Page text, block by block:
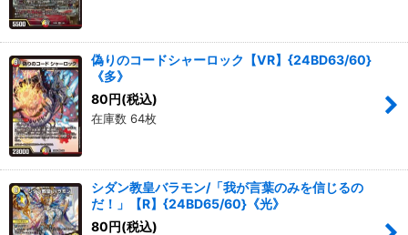
偽りのコードシャーロック【VR】{24BD63/60}
《多》
80円(税込)
在庫数 64枚
シダン教皇バラモン/「我が言葉のみを信じるの
だ！」【R】{24BD65/60}《光》
80円(税込)